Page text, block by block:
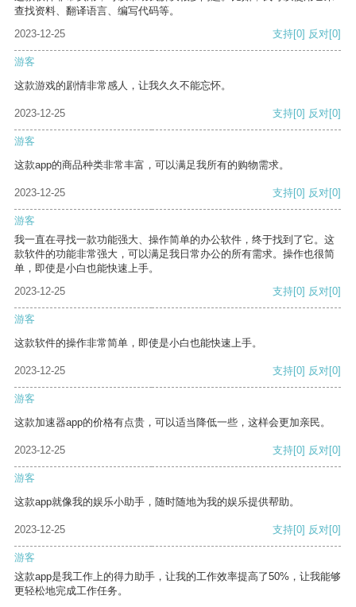
查找资料、翻译语言、编写代码等。
2023-12-25
支持[0] 反对[0]
游客
这款游戏的剧情非常感人，让我久久不能忘怀。
2023-12-25 支持[0] 反对[0]
游客
这款app的商品种类非常丰富，可以满足我所有的购物需求。
2023-12-25 支持[0] 反对[0]
游客
我一直在寻找一款功能强大、操作简单的办公软件，终于找到了它。这
款软件的功能非常强大，可以满足我日常办公的所有需求。操作也很简
单，即使是小白也能快速上手。
2023-12-25
支持[0] 反对[0]
游客
这款软件的操作非常简单，即使是小白也能快速上手。
2023-12-25 支持[0] 反对[0]
游客
这款加速器app的价格有点贵，可以适当降低一些，这样会更加亲民。
2023-12-25 支持[0] 反对[0]
游客
这款app就像我的娱乐小助手，随时随地为我的娱乐提供帮助。
2023-12-25 支持[0] 反对[0]
游客
这款app是我工作上的得力助手，让我的工作效率提高了50%，让我能够
更轻松地完成工作任务。